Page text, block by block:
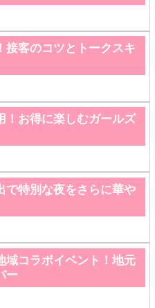
接客のコツとトークスキ
！お得に楽しむガールズ
で特別な夜をさらに華や
域コラボイベント！地元
ー